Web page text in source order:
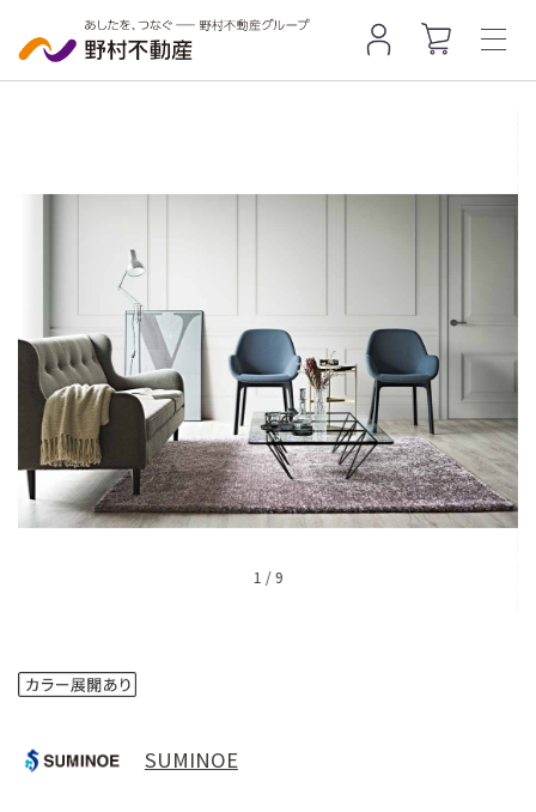
1 /9
SUMINOE